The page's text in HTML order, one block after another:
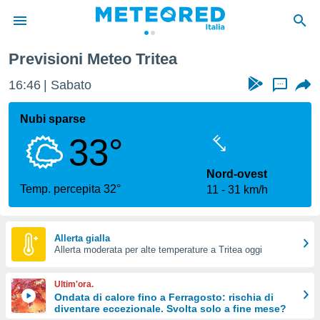
di
per
le
di
Web
le
Previsioni Meteo Tritea
16:46 Sabato ...
Nubi sparse
33°
Temp. percepita 32°
Nord-ovest
11
31 km/h
Allerta gialla
Allerta moderata per alte temperature a Tritea oggi
Ultim'ora.
Ondata di calore fino a Ferragosto: rischia di
diventare eccezionale. Svolta solo a fine mese?